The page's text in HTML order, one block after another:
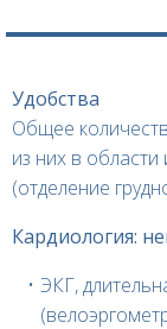
Удобства
Общее
из них в области
(отделение
Кардиология:
ЭКГ,